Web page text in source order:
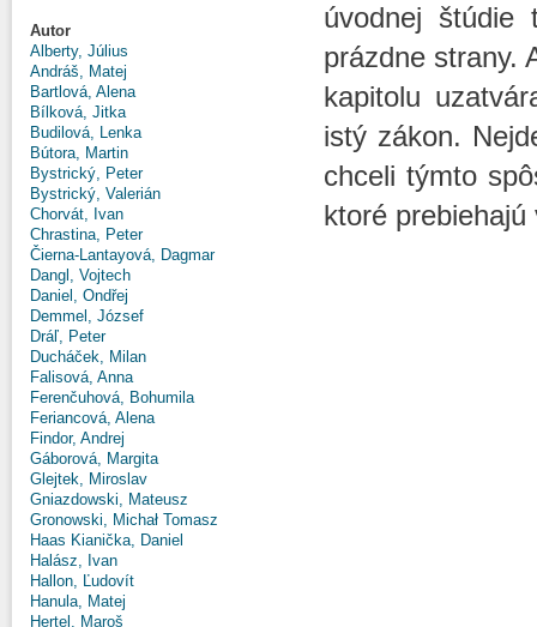
Autor
Alberty, Július
Andráš, Matej
Bartlová, Alena
Bílková, Jitka
Budilová, Lenka
Bútora, Martin
Bystrický, Peter
Bystrický, Valerián
Chorvát, Ivan
Chrastina, Peter
Čierna-Lantayová, Dagmar
Dangl, Vojtech
Daniel, Ondřej
Demmel, József
Dráľ, Peter
Ducháček, Milan
Falisová, Anna
Ferenčuhová, Bohumila
Feriancová, Alena
Findor, Andrej
Gáborová, Margita
Glejtek, Miroslav
Gniazdowski, Mateusz
Gronowski, Michał Tomasz
Haas Kianička, Daniel
Halász, Ivan
Hallon, Ľudovít
Hanula, Matej
Hertel, Maroš
úvodnej štúdie
prázdne strany.
kapitolu
istý zákon.
chceli týmto
ktoré